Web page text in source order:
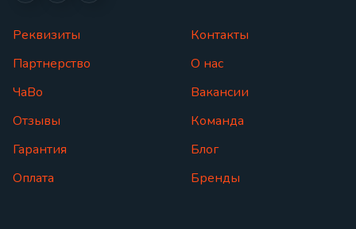
Реквизиты
Партнерство
ЧаВо
Отзывы
Гарантия
Оплата
Контакты
О нас
Вакансии
Команда
Блог
Бренды